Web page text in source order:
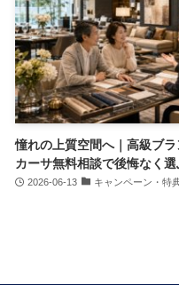
憧れの上質空間へ｜高級ブ
カーサ無料相談で後悔なく選
2026-06-13 キャンペーン・特